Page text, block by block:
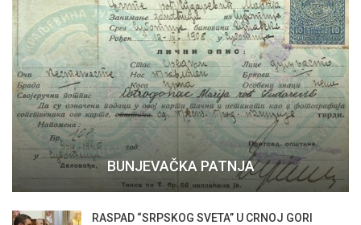
BUNJEVAČKA PATNJA
RASPAD “SRPSKOG SVETA” U CRNOJ GORI